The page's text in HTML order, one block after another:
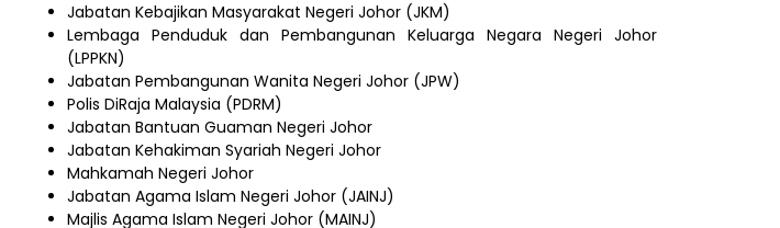
Jabatan Kebajikan Masyarakat Negeri Johor (JKM)
Lembaga Penduduk dan Pembangunan Keluarga Negara Negeri Johor
(LPPKN)
Jabatan Pembangunan Wanita Negeri Johor (JPW)
Polis DiRaja Malaysia (PDRM)
Jabatan Bantuan Guaman Negeri Johor
Jabatan Kehakiman Syariah Negeri Johor
Mahkamah Negeri Johor
Jabatan Agama Islam Negeri Johor (JAINJ)
Majlis Agama Islam Negeri Johor (MAINJ)